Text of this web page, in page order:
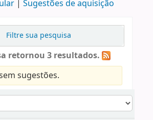
Sugestões de aquisição
Filtre sua pesquisa
retornou 3 resultados.
sugestões.